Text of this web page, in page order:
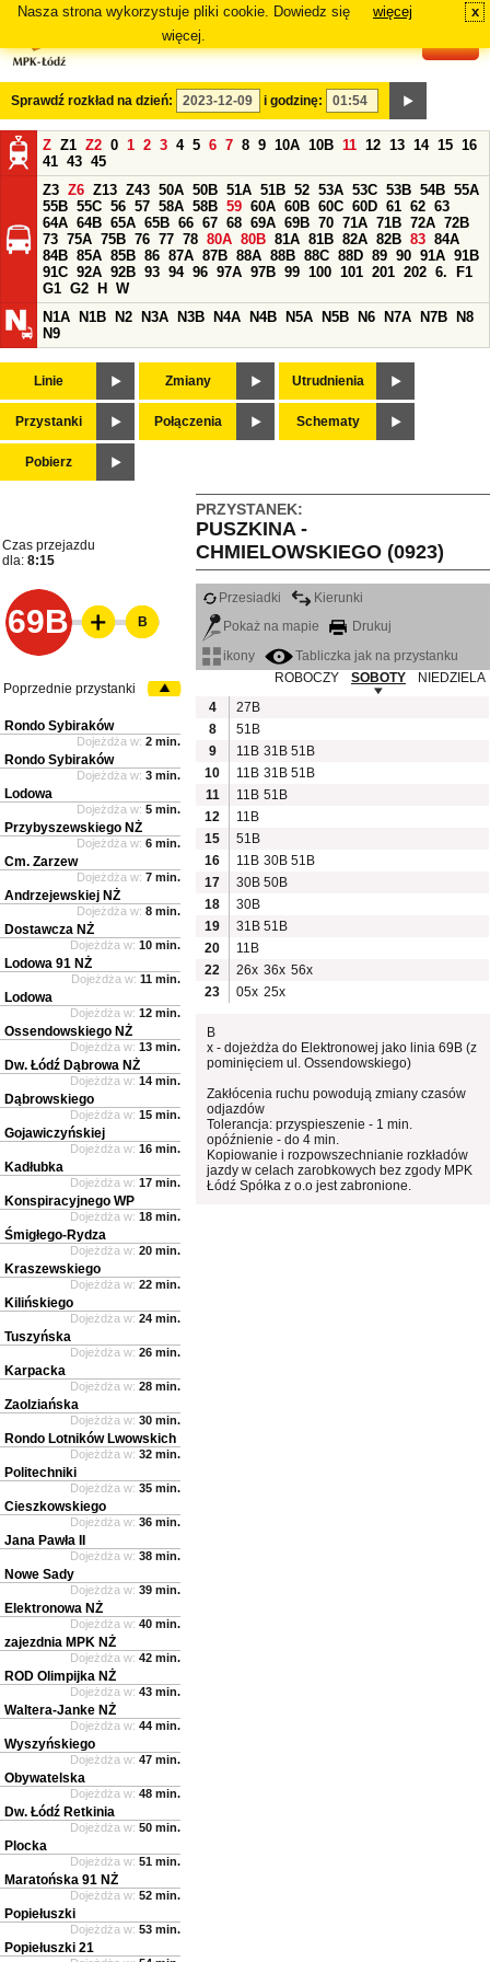
Nasza strona wykorzystuje pliki cookie. Dowiedz się
więcej.
więcej x
Sprawdź rozkład na dzień: i godzinę:
Z Z1 Z2 0 1 2 3 4 5 6 7 8 9 10A 10B 11 12 13 14 15 16
41 43 45
Z3 Z6 Z13 Z43 50A 50B 51A 51B 52 53A 53C 53B 54B 55A
55B 55C 56 57 58A 58B 59 60A 60B 60C 60D 61 62 63
64A 64B 65A 65B 66 67 68 69A 69B 70 71A 71B 72A 72B
73 75A 75B 76 77 78 80A 80B 81A 81B 82A 82B 83 84A
84B 85A 85B 86 87A 87B 88A 88B 88C 88D 89 90 91A 91B
91C 92A 92B 93 94 96 97A 97B 99 100 101 201 202 6.
F1
G1 G2 H
W
N1A
N1B N2 N3A N3B N4A N4B N5A N5B N6 N7A N7B
N8
N9
Linie Zmiany Utrudnienia
Przystanki Połączenia Schematy
Pobierz
PRZYSTANEK:
PUSZKINA -
CHMIELOWSKIEGO (0923)
Czas przejazdu
dla: 8:15
69B
Przesiadki
Kierunki
Pokaż na mapie
Drukuj
ikony
Tabliczka jak na przystanku
ROBOCZY
SOBOTY
NIEDZIELA
4
27B
8
51B
9
11B 31B 51B
10
11B 31B 51B
11
11B 51B
12
11B
15
51B
16
11B 30B 51B
17
30B 50B
18
30B
19
31B 51B
20
11B
22
26x 36x 56x
23
05x 25x
B
x - dojeżdża do Elektronowej jako linia 69B (z
pominięciem ul. Ossendowskiego)
Zakłócenia ruchu powodują zmiany czasów
odjazdów
Tolerancja: przyspieszenie - 1 min.
opóźnienie - do 4 min.
Kopiowanie i rozpowszechnianie rozkładów
jazdy w celach zarobkowych bez zgody MPK
Łódź Spółka z o.o jest zabronione.
B
Poprzednie przystanki
Rondo Sybiraków
Dojeżdża w: 2 min.
Rondo Sybiraków
Dojeżdża w: 3 min.
Lodowa
Dojeżdża w: 5 min.
Przybyszewskiego NŻ
Dojeżdża w: 6 min.
Cm. Zarzew
Dojeżdża w: 7 min.
Andrzejewskiej NŻ
Dojeżdża w: 8 min.
Dostawcza NŻ
Dojeżdża w: 10 min.
Lodowa 91 NŻ
Dojeżdża w: 11 min.
Lodowa
Dojeżdża w: 12 min.
Ossendowskiego NŻ
Dojeżdża w: 13 min.
Dw. Łódź Dąbrowa NŻ
Dojeżdża w: 14 min.
Dąbrowskiego
Dojeżdża w: 15 min.
Gojawiczyńskiej
Dojeżdża w: 16 min.
Kadłubka
Dojeżdża w: 17 min.
Konspiracyjnego WP
Dojeżdża w: 18 min.
Śmigłego-Rydza
Dojeżdża w: 20 min.
Kraszewskiego
Dojeżdża w: 22 min.
Kilińskiego
Dojeżdża w: 24 min.
Tuszyńska
Dojeżdża w: 26 min.
Karpacka
Dojeżdża w: 28 min.
Zaolziańska
Dojeżdża w: 30 min.
Rondo Lotników Lwowskich
Dojeżdża w: 32 min.
Politechniki
Dojeżdża w: 35 min.
Cieszkowskiego
Dojeżdża w: 36 min.
Jana Pawła II
Dojeżdża w: 38 min.
Nowe Sady
Dojeżdża w: 39 min.
Elektronowa NŻ
Dojeżdża w: 40 min.
zajezdnia MPK NŻ
Dojeżdża w: 42 min.
ROD Olimpijka NŻ
Dojeżdża w: 43 min.
Waltera-Janke NŻ
Dojeżdża w: 44 min.
Wyszyńskiego
Dojeżdża w: 47 min.
Obywatelska
Dojeżdża w: 48 min.
Dw. Łódź Retkinia
Dojeżdża w: 50 min.
Plocka
Dojeżdża w: 51 min.
Maratońska 91 NŻ
Dojeżdża w: 52 min.
Popiełuszki
Dojeżdża w: 53 min.
Popiełuszki 21